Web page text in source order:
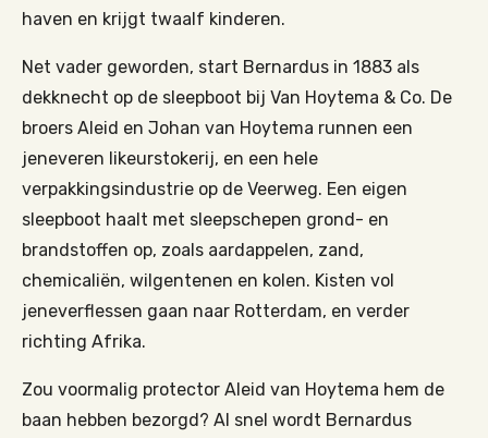
haven en krijgt twaalf kinderen.
Net vader geworden, start Bernardus in 1883 als
dekknecht op de sleepboot bij Van Hoytema & Co. De
broers Aleid en Johan van Hoytema runnen een
jeneveren likeurstokerij, en een hele
verpakkingsindustrie op de Veerweg. Een eigen
sleepboot haalt met sleepschepen grond- en
brandstoffen op, zoals aardappelen, zand,
chemicaliën, wilgentenen en kolen. Kisten vol
jeneverflessen gaan naar Rotterdam, en verder
richting Afrika.
Zou voormalig protector Aleid van Hoytema hem de
baan hebben bezorgd? Al snel wordt Bernardus